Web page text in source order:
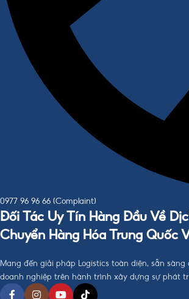
0977 96 96 66 (Complaint)
Đối Tác Uy Tín Hàng Đầu Về
Chuyển Hàng Hóa Trung Quốc
Mang đến giải pháp Logistics toàn diện, sẵn sàng
doanh nghiệp trên hành trình xây dựng sự phát